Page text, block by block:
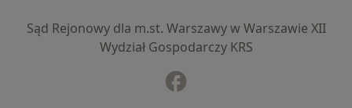
Sąd Rejonowy dla m.st. Warszawy w Warszawie XII
Wydział Gospodarczy KRS